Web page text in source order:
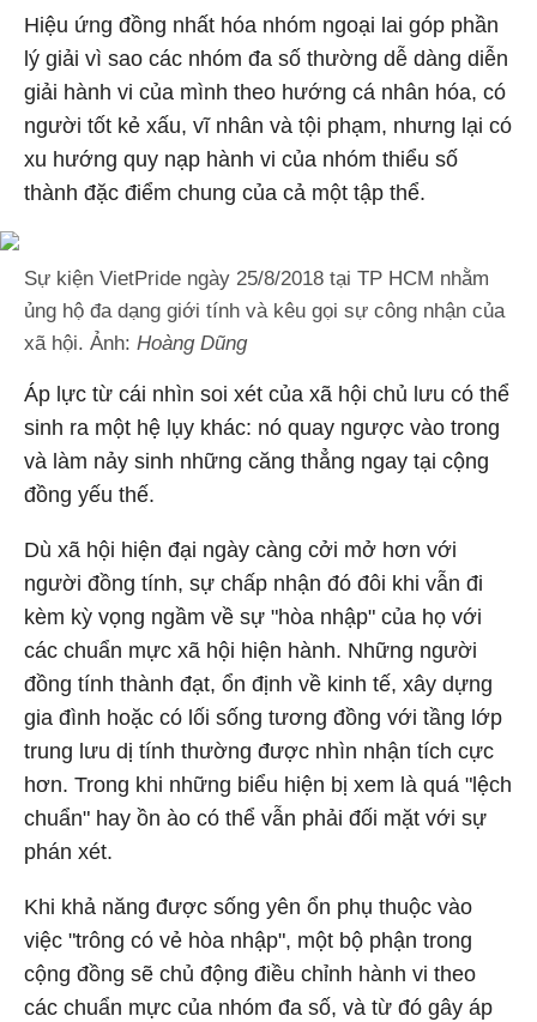
Hiệu ứng đồng nhất hóa nhóm ngoại lai góp phần
lý giải vì sao các nhóm đa số thường dễ dàng diễn
giải hành vi của mình theo hướng cá nhân hóa, có
người tốt kẻ xấu, vĩ nhân và tội phạm, nhưng lại có
xu hướng quy nạp hành vi của nhóm thiểu số
thành đặc điểm chung của cả một tập thể.
Sự kiện VietPride ngày 25/8/2018 tại TP HCM nhằm
ủng hộ đa dạng giới tính và kêu gọi sự công nhận của
xã hội. Ảnh: Hoàng Dũng
Áp lực từ cái nhìn soi xét của xã hội chủ lưu có thể
sinh ra một hệ lụy khác: nó quay ngược vào trong
và làm nảy sinh những căng thẳng ngay tại cộng
đồng yếu thế.
Dù xã hội hiện đại ngày càng cởi mở hơn với
người đồng tính, sự chấp nhận đó đôi khi vẫn đi
kèm kỳ vọng ngầm về sự "hòa nhập" của họ với
các chuẩn mực xã hội hiện hành. Những người
đồng tính thành đạt, ổn định về kinh tế, xây dựng
gia đình hoặc có lối sống tương đồng với tầng lớp
trung lưu dị tính thường được nhìn nhận tích cực
hơn. Trong khi những biểu hiện bị xem là quá "lệch
chuẩn" hay ồn ào có thể vẫn phải đối mặt với sự
phán xét.
Khi khả năng được sống yên ổn phụ thuộc vào
việc "trông có vẻ hòa nhập", một bộ phận trong
cộng đồng sẽ chủ động điều chỉnh hành vi theo
các chuẩn mực của nhóm đa số, và từ đó gây áp